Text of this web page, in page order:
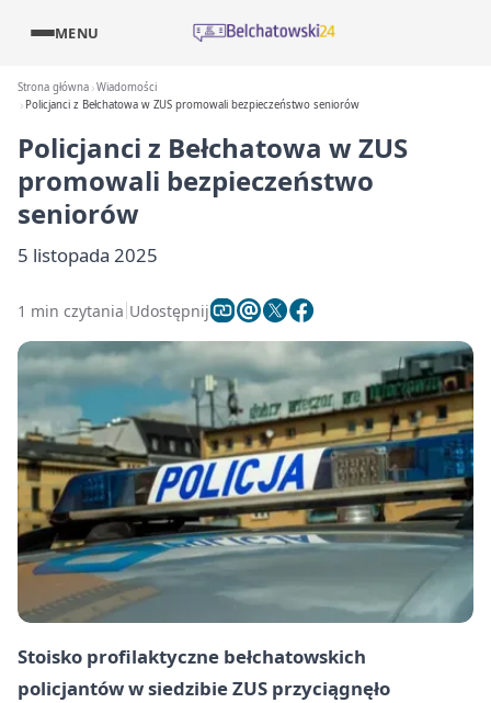
MENU
Strona główna Wiadomości
Policjanci z Bełchatowa w ZUS promowali bezpieczeństwo seniorów
Policjanci z Bełchatowa w ZUS
promowali bezpieczeństwo
seniorów
5 listopada 2025
1 min czytania Udostępnij
Stoisko profilaktyczne bełchatowskich
policjantów w siedzibie ZUS przyciągnęło